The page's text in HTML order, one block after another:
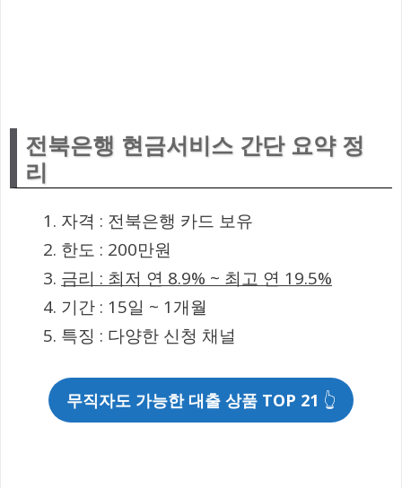
전북은행 현금서비스 간단 요약 정
리
자격 : 전북은행 카드 보유
한도 : 200만원
금리 : 최저 연 8.9% ~ 최고 연 19.5%
기간 : 15일 ~ 1개월
특징 : 다양한 신청 채널
무직자도 가능한 대출 상품 TOP 21 👆